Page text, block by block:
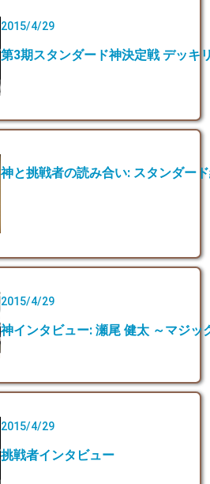
2015/4/29
第3期スタンダード神決定戦 デッキ
神と挑戦者の読み合い: スタンダー
2015/4/29
神インタビュー: 瀬尾 健太 ～マジッ
2015/4/29
挑戦者インタビュー